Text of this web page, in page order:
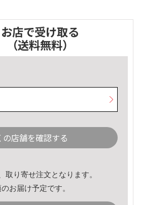
お店で受け取る
（送料無料）
の店舗を確認する
取り寄せ注文となります。
お届け予定です。